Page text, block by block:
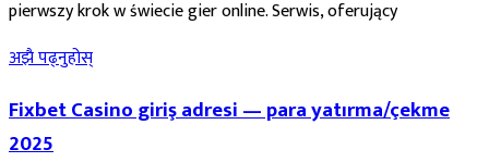
pierwszy krok w świecie gier online. Serwis, oferujący
अझै पढ्नुहोस्
Fixbet Casino giriş adresi — para yatırma/çekme
2025